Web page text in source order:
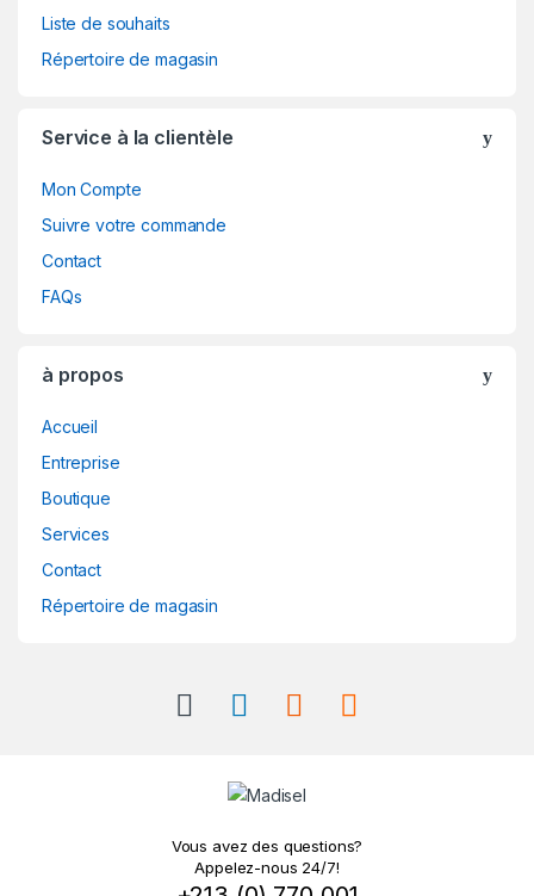
Liste de souhaits
Répertoire de magasin
Service à la clientèle
Mon Compte
Suivre votre commande
Contact
FAQs
à propos
Accueil
Entreprise
Boutique
Services
Contact
Répertoire de magasin
Vous avez des questions?
Appelez-nous 24/7!